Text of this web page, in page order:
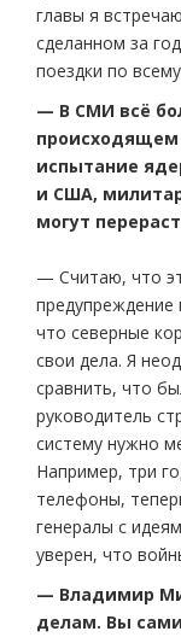
главы я
сделанном за
поездки по
— В СМИ всё
происходящем
испытание
и США,
могут
— Считаю, что
что северные
свои дела. Я
сравнить, что
руководитель
систему нужно
Например, три
телефоны,
генералы с
уверен, что
— Владимир
делам. Вы